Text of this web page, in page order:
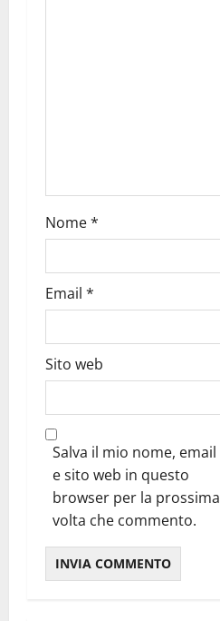
Nome*
Email *
Sito web
Salva il mio nome, email
e sito web in questo
browser per la prossima
volta che commento.